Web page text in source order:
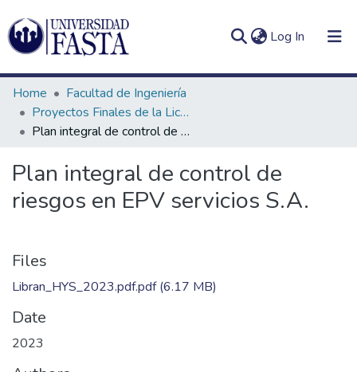
Log In (current)
Communities
&
Collections
In (current)
Home
Facultad de Ingeniería
Proyectos Finales de la Licenciatura en Seguridad e Higiene en el Trabajo
Plan integral de control de riesgos en EPV servicios S.A.
Plan integral de control de
riesgos en EPV servicios S.A.
Files
Libran_HYS_2023.pdf.pdf(6.17 MB)
Date
2023